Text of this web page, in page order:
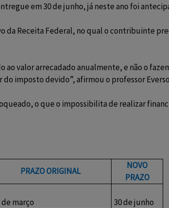
em 30 de junho, já neste ano foi
da Receita Federal, no qual o contribuinte
ao valor arrecadado anualmente, e não o
imposto devido”, afirmou o professor
o que o impossibilita de realizar
PRAZO ORIGINAL
NOVO
PRAZO
de março
30 de junho